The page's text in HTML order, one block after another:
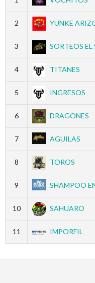
2 YUNKE
3 SORTEOS EL
4 TITANES
5 INGRESOS
6 DRAGONES
7 AGUILAS
8 TOROS
9 SHAMPOO
10 SAHUARO
11 IMPORFIL